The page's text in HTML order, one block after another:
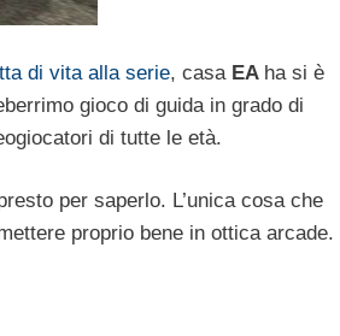
di vita alla serie, casa EA ha si è
gioco di guida in grado di
di tutte le età.
per saperlo. L’unica cosa che
proprio bene in ottica arcade.